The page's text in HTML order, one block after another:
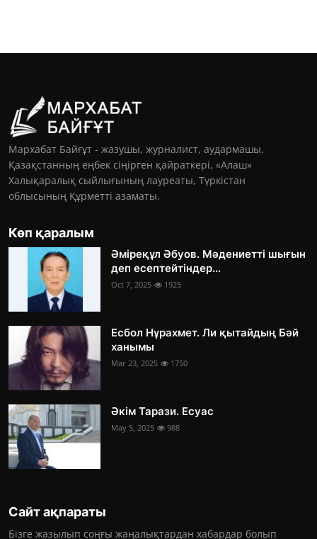
Мархабат Байғұт - жазушы, журналист, аудармашы.
Қазақстанның еңбек сіңірген қайраткері, «Алаш»
Халықаралық сыйлығының лауреаты, Түркістан
облысының Құрметті азаматы.
Көп қаралым
Әміреқұл Әбуов. Мәдениетті шығын
деп есептейтіндер...
Oct 7, 2025 1925
Есбол Нұрахмет. Ли қытайдың Бәй
ханымы
Mar 23, 2025 1750
Әкім Тарази. Есуас
May 5, 2025 988
Сайт ақпараты
Бізге жазылып соңғы жаңалықтардан хабардар болып